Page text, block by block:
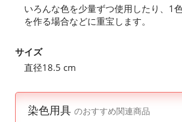
いろんな色を少量ずつ使用したり、1
を作る場合などに重宝します。
サイズ
直径18.5 cm
染色用具 のおすすめ関連商品